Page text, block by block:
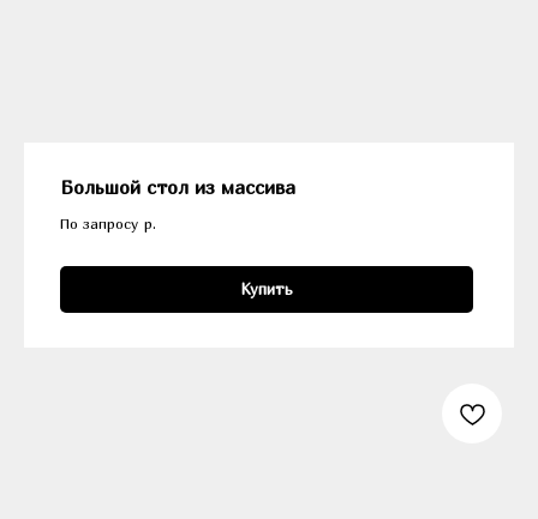
Большой стол из массива
По запросу р.
Купить